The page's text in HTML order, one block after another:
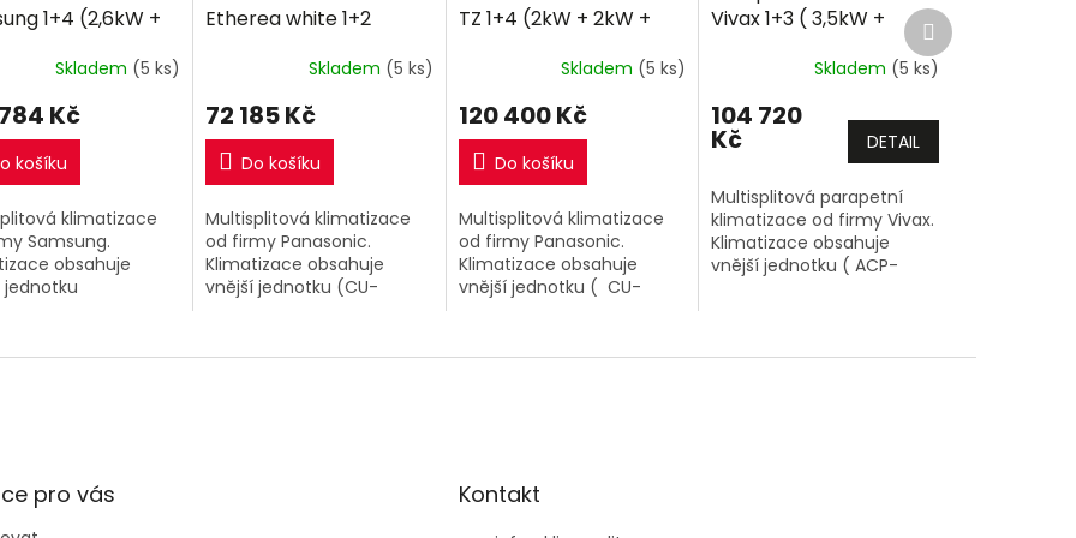
A
1+4 (2,6kW +
split R32 včetně
Skladem (5 ks)
Kč
košíku
klimatizace
Samsung.
obsahuje
jednotku
jednotky
A
Etherea white 1+2
split R32 včetně
Skladem (5 ks)
72 185 Kč
Do košíku
Multisplitová klimatizace
od firmy Panasonic.
Klimatizace obsahuje
vnější jednotku (CU-
jednotky Ethera White o
A
TZ 1+4 (2kW + 2kW +
R32 včetně montáže
Skladem (5 ks)
120 400 Kč
Do košíku
Multisplitová klimatizace
od firmy Panasonic.
Klimatizace obsahuje
vnější jednotku ( CU-
jednotky TZ o výkonu 2kW
M
A
Vivax 1+3 ( 3,5kW +
3,5kW + 3,5kW) Multi-
split R32 včetně
zdarma
Skladem (5 ks)
104 720
Kč DETAIL
Multisplitová parapetní
klimatizace od firmy Vivax.
Klimatizace obsahuje
vnější jednotku ( ACP-
výkonu...
Další
produkt
pro vás Kontakt